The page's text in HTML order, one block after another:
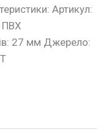
Артикул:
ПВХ
27 мм Джерело: